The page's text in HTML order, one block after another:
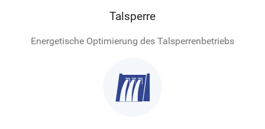
Talsperre
Energetische Optimierung des Talsperrenbetriebs
